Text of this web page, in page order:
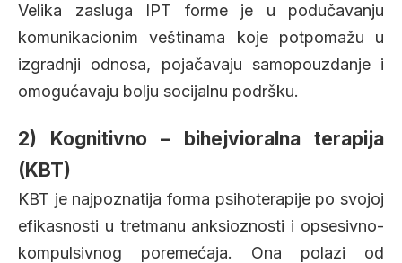
Velika zasluga IPT forme je u podučavanju
komunikacionim veštinama koje potpomažu u
izgradnji odnosa, pojačavaju samopouzdanje i
omogućavaju bolju socijalnu podršku.
2) Kognitivno – bihejvioralna terapija
(KBT)
KBT je najpoznatija forma psihoterapije po svojoj
efikasnosti u tretmanu anksioznosti i opsesivno-
kompulsivnog poremećaja. Ona polazi od